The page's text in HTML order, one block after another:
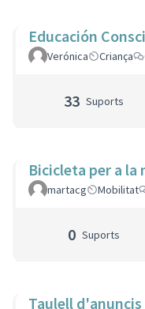
Educación
Verónica Criança
33 Suports
Bicicleta per a
martacg Mobilitat
0 Suports
Taulell